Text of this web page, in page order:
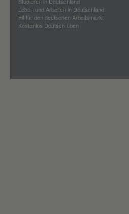
Leben und Arbeiten in Deutschland
Fit für den deutschen Arbeitsmarkt
Kostenlos Deutsch üben